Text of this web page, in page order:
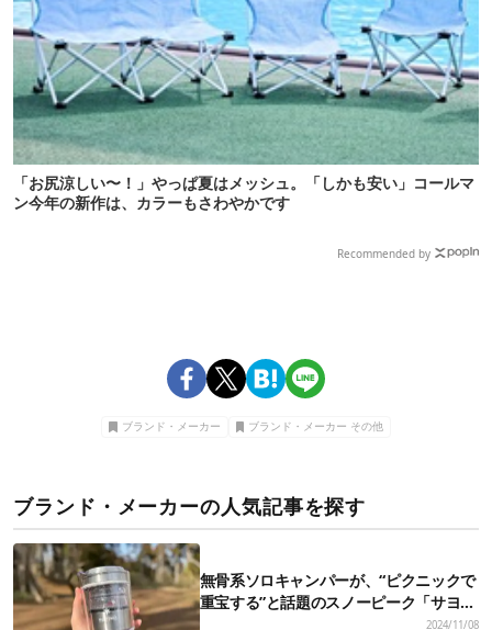
「お尻涼しい〜！」やっぱ夏はメッシュ。「しかも安い」コールマ
ン今年の新作は、カラーもさわやかです
Recommended by
ブランド・メーカー ブランド・メーカー その他
ブランド・メーカーの人気記事を探す
無骨系ソロキャンパーが、“ピクニックで
重宝する”と話題のスノーピーク「サヨ
ウ」を使ってみたら…
2024/11/08